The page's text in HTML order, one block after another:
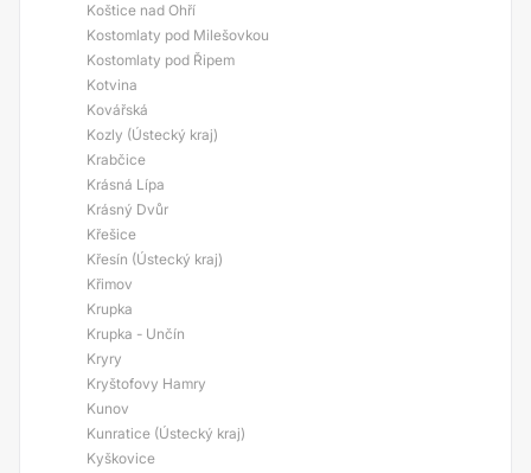
Koštice nad Ohří
Kostomlaty pod Milešovkou
Kostomlaty pod Řipem
Kotvina
Kovářská
Kozly (Ústecký kraj)
Krabčice
Krásná Lípa
Krásný Dvůr
Křešice
Křesín (Ústecký kraj)
Křimov
Krupka
Krupka - Unčín
Kryry
Kryštofovy Hamry
Kunov
Kunratice (Ústecký kraj)
Kyškovice